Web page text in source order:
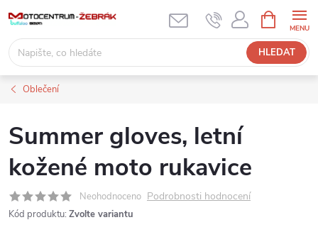
obsah
HLEDAT
NÁKUPNÍ
KOŠÍK
Oblečení
Summer gloves, letní
kožené moto rukavice
Neohodnoceno Podrobnosti hodnocení
Kód produktu: Zvolte variantu